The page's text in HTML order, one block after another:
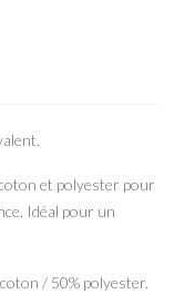
et polyester pour
Idéal pour un
/ 50% polyester.